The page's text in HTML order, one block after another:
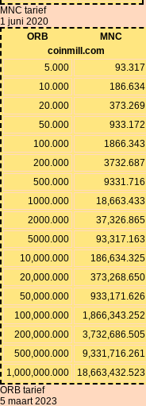
MNC tarief
1 juni 2020
ORB
MNC
coinmill.com
5.000
93.317
10.000
186.634
20.000
373.269
50.000
933.172
100.000
1866.343
200.000
3732.687
500.000
9331.716
1000.000
18,663.433
2000.000
37,326.865
5000.000
93,317.163
10,000.000
186,634.325
20,000.000
373,268.650
50,000.000
933,171.626
100,000.000
1,866,343.252
200,000.000
3,732,686.505
500,000.000
9,331,716.261
1,000,000.000
18,663,432.523
ORB tarief
5 maart 2023